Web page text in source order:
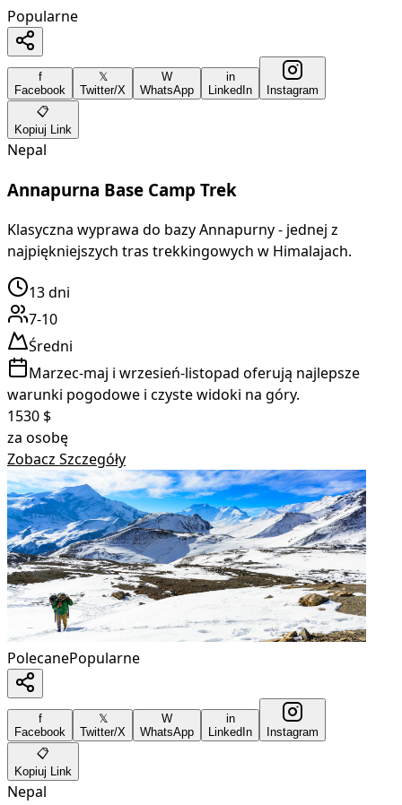
Popularne
f
Facebook
𝕏
Twitter/X
W
WhatsApp
in
LinkedIn
Instagram
📋
Kopiuj Link
Nepal
Annapurna Base Camp Trek
Klasyczna wyprawa do bazy Annapurny - jednej z
najpiękniejszych tras trekkingowych w Himalajach.
13dni
7-10
Średni
Marzec-maj i wrzesień-listopad oferują najlepsze
warunki pogodowe i czyste widoki na góry.
1530 $
za osobę
Zobacz Szczegóły
PolecanePopularne
f
Facebook
𝕏
Twitter/X
W
WhatsApp
in
LinkedIn
Instagram
📋
Kopiuj Link
Nepal